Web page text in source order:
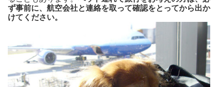
ず事前に、航空会社と連絡を取って確認をとってから出か
けてください。